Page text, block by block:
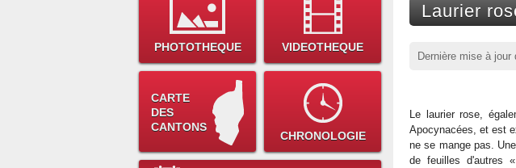
PHOTOTHEQUE VIDEOTHEQUE
CARTE
DES
CANTONS
CHRONOLOGIE
Laurier
Dernière mise à
Le laurier rose,
Apocynacées, et est
ne se mange pas.
de feuilles d'autres